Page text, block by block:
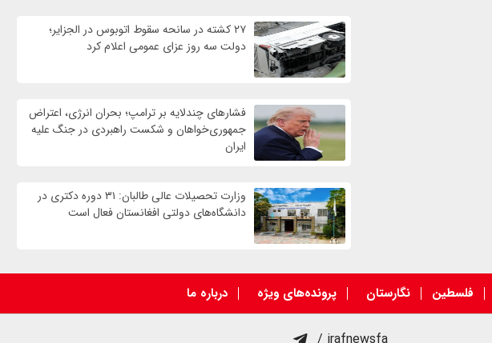
۲۷ کشته در سانحه سقوط اتوبوس در الجزایر؛
دولت سه روز عزای عمومی اعلام کرد
فشارهای چندلایه بر ترامپ؛ بحران انرژی، اعتراض
جمهوری‌خواهان و شکست راهبردی در جنگ علیه
ایران
وزارت تحصیلات عالی طالبان: ۳۱ دوره دکتری در
دانشگاه‌های دولتی افغانستان فعال است
فلسطین نگارستان پرونده‌های ویژه درباره ما